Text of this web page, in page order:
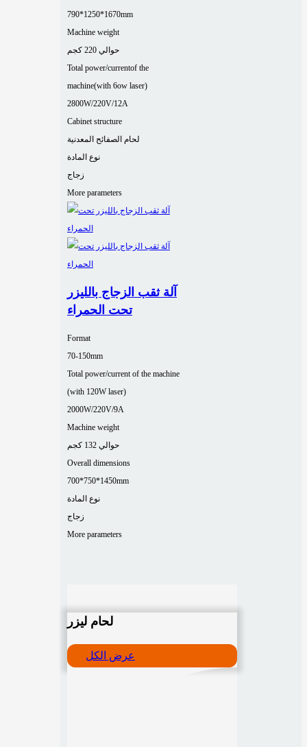
790*1250*1670mm
Machine weight
حوالي 220 كجم
Total power/currentof the
machine(with 6ow laser)
2800W/220V/12A
Cabinet structure
لحام الصفائح المعدنية
نوع المادة
زجاج
More parameters
آلة ثقب الزجاج بالليزر
تحت الحمراء
Format
70-150mm
Total power/current of the machine
(with 120W laser)
2000W/220V/9A
Machine weight
حوالي 132 كجم
Overall dimensions
700*750*1450mm
نوع المادة
زجاج
More parameters
لحام ليزر
عرض الكل